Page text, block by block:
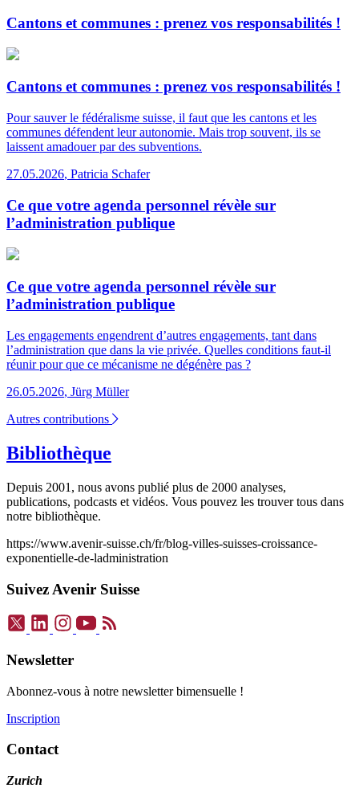
Cantons et communes : prenez vos responsabilités !
Cantons et communes : prenez vos responsabilités !
Pour sauver le fédéralisme suisse, il faut que les cantons et les
communes défendent leur autonomie. Mais trop souvent, ils se
laissent amadouer par des subventions.
27.05.2026, Patricia Schafer
Ce que votre agenda personnel révèle sur
l’administration publique
Ce que votre agenda personnel révèle sur
l’administration publique
Les engagements engendrent d’autres engagements, tant dans
l’administration que dans la vie privée. Quelles conditions faut-il
réunir pour que ce mécanisme ne dégénère pas ?
26.05.2026, Jürg Müller
Autres contributions
Bibliothèque
Depuis 2001, nous avons publié plus de 2000 analyses,
publications, podcasts et vidéos. Vous pouvez les trouver tous dans
notre bibliothèque.
https://www.avenir-suisse.ch/fr/blog-villes-suisses-croissance-
exponentielle-de-ladministration
Suivez Avenir Suisse
Newsletter
Abonnez-vous à notre newsletter bimensuelle !
Inscription
Contact
Zurich